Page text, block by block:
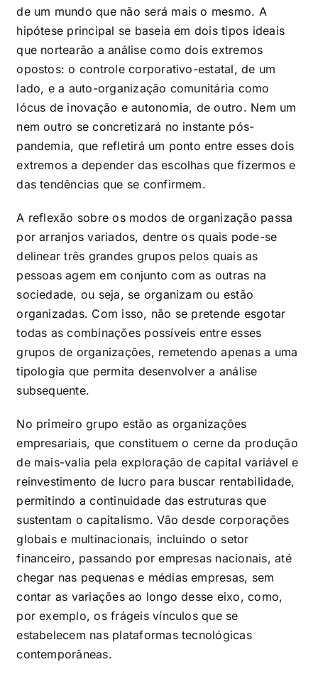
de um mundo que não será mais o mesmo. A
hipótese principal se baseia em dois tipos ideais
que nortearão a análise como dois extremos
opostos: o controle corporativo-estatal, de um
lado, e a auto-organização comunitária como
lócus de inovação e autonomia, de outro. Nem um
nem outro se concretizará no instante pós-
pandemia, que refletirá um ponto entre esses dois
extremos a depender das escolhas que fizermos e
das tendências que se confirmem.
A reflexão sobre os modos de organização passa
por arranjos variados, dentre os quais pode-se
delinear três grandes grupos pelos quais as
pessoas agem em conjunto com as outras na
sociedade, ou seja, se organizam ou estão
organizadas. Com isso, não se pretende esgotar
todas as combinações possíveis entre esses
grupos de organizações, remetendo apenas a uma
tipologia que permita desenvolver a análise
subsequente.
No primeiro grupo estão as organizações
empresariais, que constituem o cerne da produção
de mais-valia pela exploração de capital variável e
reinvestimento de lucro para buscar rentabilidade,
permitindo a continuidade das estruturas que
sustentam o capitalismo. Vão desde corporações
globais e multinacionais, incluindo o setor
financeiro, passando por empresas nacionais, até
chegar nas pequenas e médias empresas, sem
contar as variações ao longo desse eixo, como,
por exemplo, os frágeis vínculos que se
estabelecem nas plataformas tecnológicas
contemporâneas.